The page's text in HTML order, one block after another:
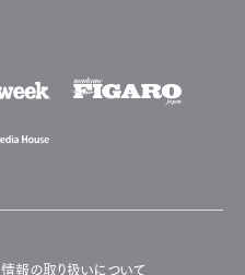
報の取り扱いについて